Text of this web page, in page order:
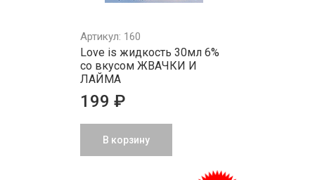
Артикул: 160
Love is жидкость 30мл 6%
со вкусом ЖВАЧКИ И
ЛАЙМА
199 ₽
В корзину